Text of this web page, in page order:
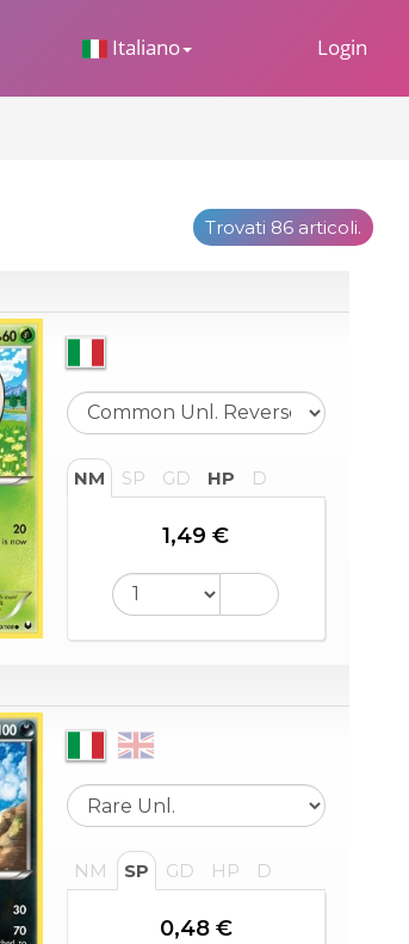
Italiano Login
Trovati 86 articoli.
NM SP GD HP D
1,49 €
NM SP GD HP D
0,48 €